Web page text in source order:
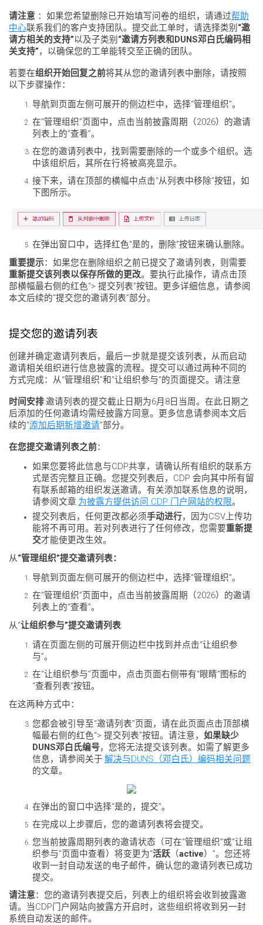
请注意 ：如果您希望删除已开始填写问卷的组织，请通过帮助
中心联系我们的客户支持团队。提交此工单时，请选择类别 “邀
请方相关的支持”以及子类别 “邀请方列表和DUNS邓白氏编码相
关支持”，以确保您的工单能转交至正确的团队。
若要在组织开始回复之前将其从您的邀请列表中删除，请按照
以下步骤操作：
导航到页面左侧可展开的侧边栏中，选择“管理组织”。
在“管理组织”页面中，点击当前披露周期（2026）的邀请
列表上的“查看”。
在您的邀请列表中，找到需要删除的一个或多个组织。选
中该组织后，其所在行将被高亮显示。
接下来，请在顶部的横幅中点击“从列表中移除”按钮，如
下图所示。
在弹出窗口中，选择红色“是的，删除”按钮来确认删除。
重要提示：如果您在删除组织之前已提交了邀请列表，则需要
重新提交该列表以保存所做的更改。要执行此操作，请点击顶
部横幅最右侧的红色“> 提交列表”按钮。更多详细信息，请参阅
本文后续的“提交您的邀请列表”部分。
提交您的邀请列表
创建并确定邀请列表后，最后一步就是提交该列表，从而启动
邀请相关组织进行信息披露的流程。提交可以通过两种不同的
方式完成：从“管理组织”和“让组织参与”的页面提交。请注意
时间安排:邀请列表的提交截止日期为6月8日当周。在此日期之
后添加的任何邀请均需经披露方同意。更多信息请参阅本文后
续的“添加后期新增邀请”部分。
在您提交邀请列表之前：
如果您要将此信息与CDP共享，请确认所有组织的联系方
式是否完整且正确。您提交列表后，CDP 会向其中所有留
有联系邮箱的组织发送邀请。有关添加联系信息的说明，
请参阅文章 为披露方提供访问 CDP 门户网站的权限。
提交列表后，任何更改都必须手动进行，因为CSV上传功
能将不再可用。若对列表进行了任何修改，您需要重新提
交才能使更改生效。
从“管理组织”提交邀请列表：
导航到页面左侧可展开的侧边栏中，选择“管理组织”。
在“管理组织”页面中，点击当前披露周期（2026）的邀请
列表上的“查看”。
从“让组织参与”提交邀请列表:
请在页面左侧的可展开侧边栏中找到并点击“让组织参
与”。
在“让组织参与”页面中，点击页面右侧带有“眼睛”图标的
“查看列表”按钮。
在这两种方式中：
您都会被引导至“邀请列表”页面，请在此页面点击顶部横
幅最右侧的红色“> 提交列表”按钮。请注意， 如果缺少
DUNS邓白氏编号，您将无法提交该列表。如需了解更多
信息，请参阅关于 解决与DUNS（邓白氏）编码相关问题
的文章。
在弹出的窗口中选择“是的，提交”。
在完成以上步骤后，您的邀请列表将会提交。
您当前披露周期列表的邀请状态（可在“管理组织”或“让组
织参与”页面中查看）将变更为“活跃 （active）”。您还将
收到一封自动发送的电子邮件，确认您的邀请列表已成功
提交。
请注意：您的邀请列表提交后，列表上的组织将会收到披露邀
请。当CDP门户网站向披露方开启时，这些组织将收到另一封
系统自动发送的邮件。